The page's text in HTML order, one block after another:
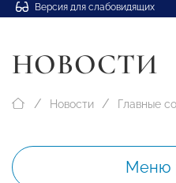
Версия для слабовидящих
НОВОСТИ
Новости Главные
Меню